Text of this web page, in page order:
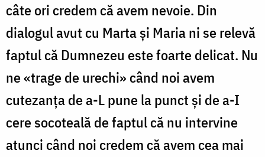
câte ori credem că avem nevoie. Din
dialogul avut cu Marta și Maria ni se relevă
faptul că Dumnezeu este foarte delicat. Nu
ne «trage de urechi» când noi avem
cutezanța de a-L pune la punct și de a-I
cere socoteală de faptul că nu intervine
atunci când noi credem că avem cea mai